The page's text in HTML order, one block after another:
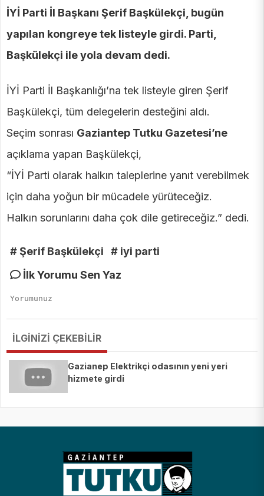
İYİ Parti İl Başkanı Şerif Başkülekçi, bugün
yapılan kongreye tek listeyle girdi. Parti,
Başkülekçi ile yola devam dedi.
İYİ Parti İl Başkanlığı’na tek listeyle giren Şerif
Başkülekçi, tüm delegelerin desteğini aldı.
Seçim sonrası Gaziantep Tutku Gazetesi’ne
açıklama yapan Başkülekçi,
“İYİ Parti olarak halkın taleplerine yanıt verebilmek
için daha yoğun bir mücadele yürüteceğiz.
Halkın sorunlarını daha çok dile getireceğiz.” dedi.
# Şerif Başkülekçi
# iyi parti
İlk Yorumu Sen Yaz
İLGİNİZİ ÇEKEBİLİR
Gazianep Elektrikçi odasının yeni yeri
hizmete girdi